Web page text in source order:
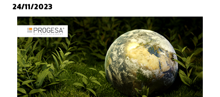
TOPICS
HIGHLIGHTS
E-LEARNING
AGEVOLAZIONI
SUCCESS STORY
24/11/2023